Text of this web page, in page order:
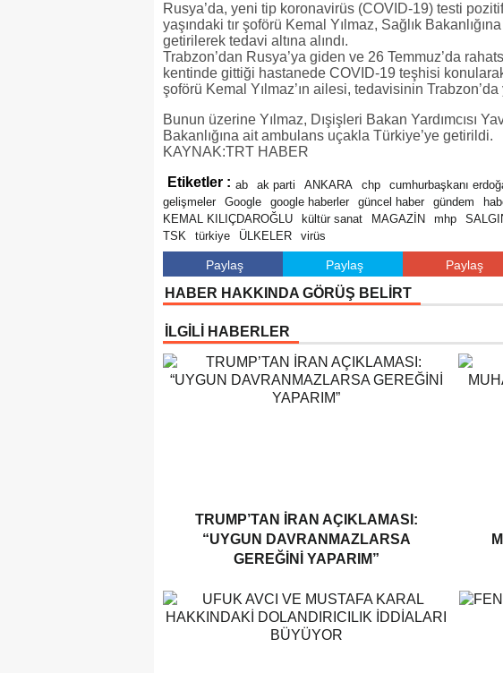
Rusya’da, yeni tip koronavirüs (COVID-19) testi
yaşındaki tır şoförü Kemal Yılmaz, Sağlık
getirilerek tedavi altına alındı.
Trabzon’dan Rusya’ya giden ve 26 Temmuz’da
kentinde gittiği hastanede COVID-19 teşhisi
şoförü Kemal Yılmaz’ın ailesi, tedavisinin
Bunun üzerine Yılmaz, Dışişleri Bakan Yardımcısı
Bakanlığına ait ambulans uçakla Türkiye’ye getirildi.
KAYNAK:TRT HABER
Etiketler : ab ak parti ANKARA chp cumhurbaşkanı
gelişmeler
Google google haberler güncel haber gündem
KEMAL KILIÇDAROĞLU
kültür sanat MAGAZİN mhp
TSK
türkiye ÜLKELER virüs
Paylaş Paylaş Paylaş
HABER HAKKINDA GÖRÜŞ BELİRT
İLGİLİ HABERLER
TRUMP’TAN İRAN AÇIKLAMASI:
“UYGUN DAVRANMAZLARSA
GEREĞINI YAPARIM”